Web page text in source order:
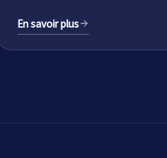
En savoir plus